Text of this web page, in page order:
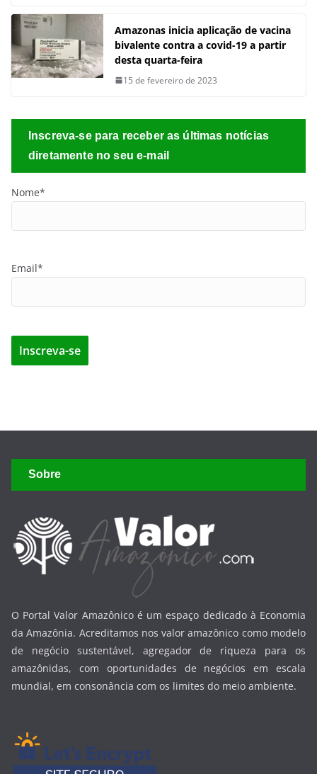
Amazonas inicia aplicação de vacina
bivalente contra a covid-19 a partir
desta quarta-feira
15 de fevereiro de 2023
Inscreva-se para receber as últimas notícias
diretamente no seu e-mail
Nome*
Email*
Sobre
O Portal Valor Amazônico é um espaço dedicado à Economia
da Amazônia. Acreditamos nos valor amazônico como modelo
de negócio sustentável, agregador de riqueza para os
amazônidas, com oportunidades de negócios em escala
mundial, em consonância com os limites do meio ambiente.